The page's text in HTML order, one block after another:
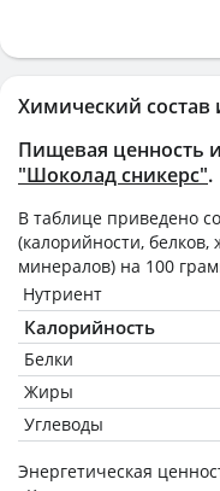
Химический
Пищевая ценность
"Шоколад сникерс".
В таблице приведено
(калорийности,
минералов) на 100
Нутриент
Калорийность
Белки
Жиры
Углеводы
Энергетическая